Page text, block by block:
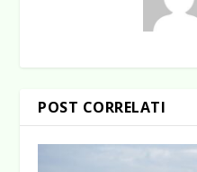
POST CORRELATI